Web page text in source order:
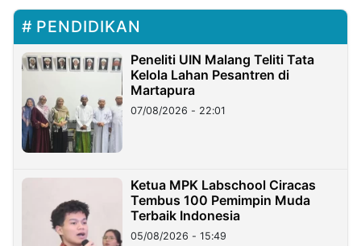
PENDIDIKAN
Peneliti UIN Malang Teliti Tata
Kelola Lahan Pesantren di
Martapura
07/08/2026 - 22:01
Ketua MPK Labschool Ciracas
Tembus 100 Pemimpin Muda
Terbaik Indonesia
05/08/2026 - 15:49